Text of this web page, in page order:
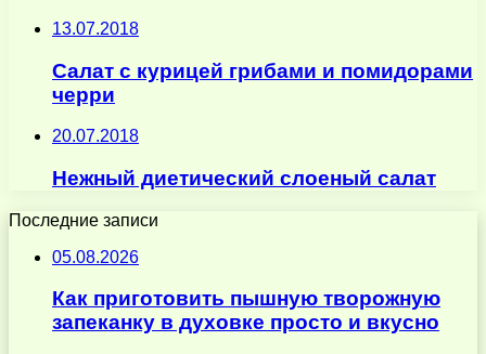
13.07.2018
Салат с курицей грибами и помидорами
черри
20.07.2018
Нежный диетический слоеный салат
Последние записи
05.08.2026
Как приготовить пышную творожную
запеканку в духовке просто и вкусно